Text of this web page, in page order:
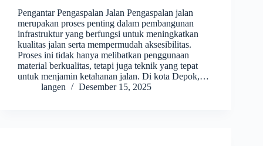
Pengantar Pengaspalan Jalan Pengaspalan jalan
merupakan proses penting dalam pembangunan
infrastruktur yang berfungsi untuk meningkatkan
kualitas jalan serta mempermudah aksesibilitas.
Proses ini tidak hanya melibatkan penggunaan
material berkualitas, tetapi juga teknik yang tepat
untuk menjamin ketahanan jalan. Di kota Depok,…
langen
Desember 15, 2025